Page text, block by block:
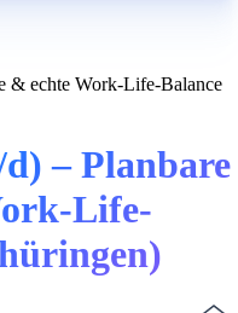
& echte Work-Life-Balance
– Planbare
Life-